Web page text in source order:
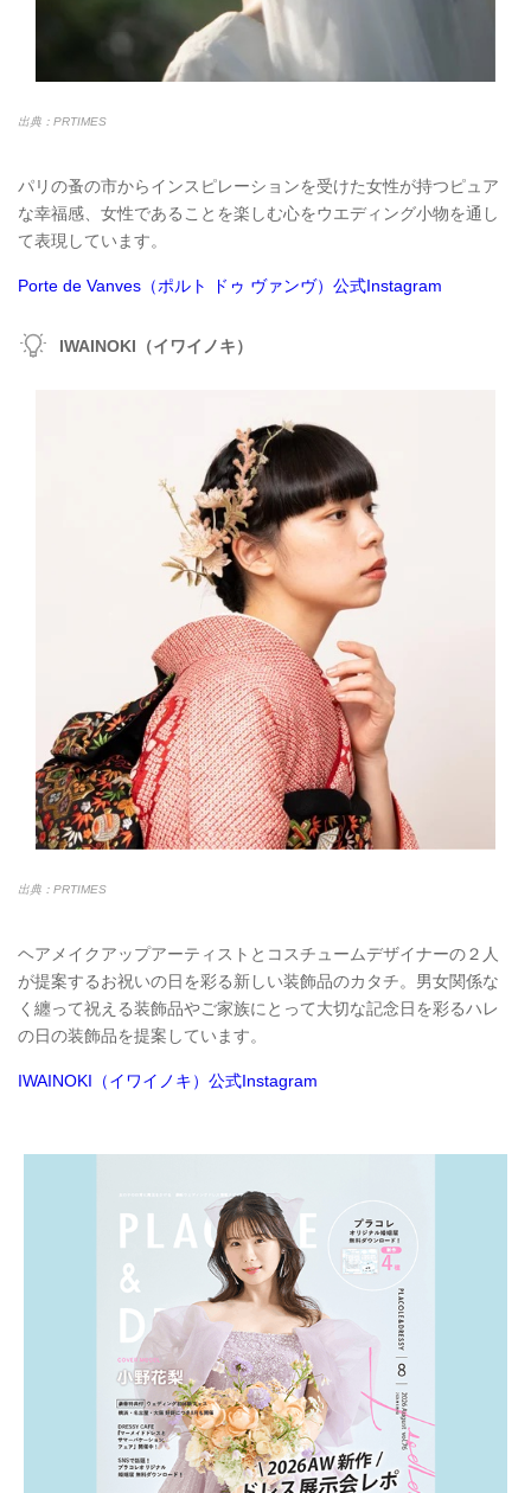
出典：PRTIMES
パリの蚤の市からインスピレーションを受けた女性が持つピュア
な幸福感、女性であることを楽しむ心をウエディング小物を通し
て表現しています。
Porte de Vanves（ポルト ドゥ ヴァンヴ）公式Instagram
IWAINOKI（イワイノキ）
出典：PRTIMES
ヘアメイクアップアーティストとコスチュームデザイナーの２人
が提案するお祝いの日を彩る新しい装飾品のカタチ。男女関係な
く纏って祝える装飾品やご家族にとって大切な記念日を彩るハレ
の日の装飾品を提案しています。
IWAINOKI（イワイノキ）公式Instagram